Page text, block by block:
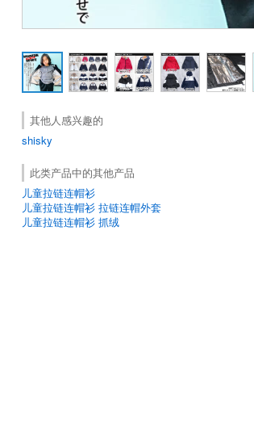
其他人感兴趣的
shisky
此类产品中的其他产品
儿童拉链连帽衫
儿童拉链连帽衫 拉链连帽外套
儿童拉链连帽衫 抓绒